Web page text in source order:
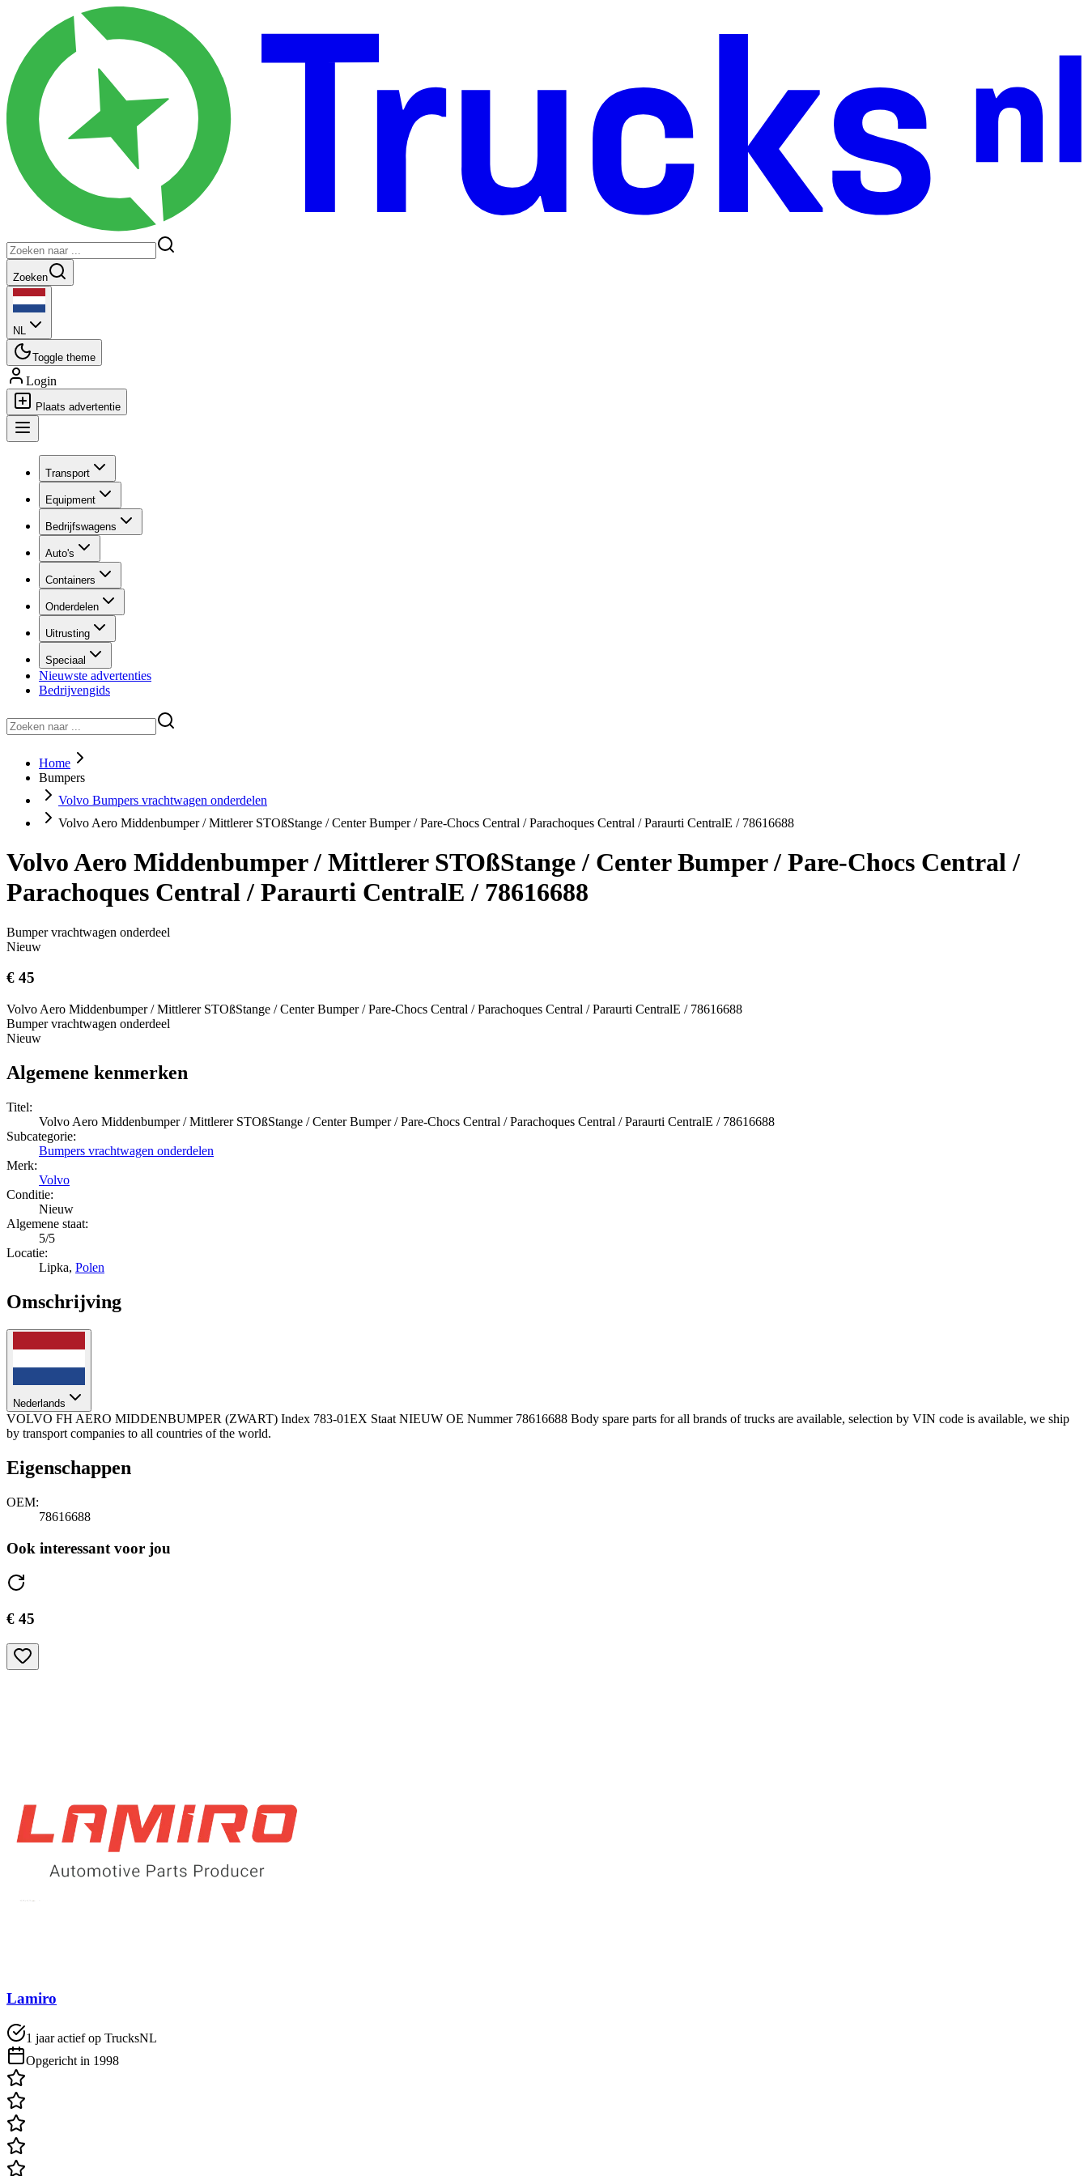
Zoeken
NL
Toggle theme
Login
Plaats advertentie
Transport
Equipment
Bedrijfswagens
Auto's
Containers
Onderdelen
Uitrusting
Speciaal
Nieuwste advertenties
Bedrijvengids
Home
Bumpers
Volvo Bumpers vrachtwagen onderdelen
Volvo Aero Middenbumper / Mittlerer STOßStange / Center Bumper / Pare-Chocs Central / Parachoques Central / Paraurti CentralE / 78616688
Volvo Aero Middenbumper / Mittlerer STOßStange / Center Bumper / Pare-Chocs Central /
Parachoques Central / Paraurti CentralE / 78616688
Bumper vrachtwagen onderdeel
Nieuw
€ 45
Volvo Aero Middenbumper / Mittlerer STOßStange / Center Bumper / Pare-Chocs Central / Parachoques Central / Paraurti CentralE / 78616688
Bumper vrachtwagen onderdeel
Nieuw
Algemene kenmerken
Titel:
Volvo Aero Middenbumper / Mittlerer STOßStange / Center Bumper / Pare-Chocs Central / Parachoques Central / Paraurti CentralE / 78616688
Subcategorie:
Bumpers vrachtwagen onderdelen
Merk:
Volvo
Conditie:
Nieuw
Algemene staat:
5/5
Locatie:
Lipka, Polen
Omschrijving
Nederlands
VOLVO FH AERO MIDDENBUMPER (ZWART) Index 783-01EX Staat NIEUW OE Nummer 78616688 Body spare parts for all brands of trucks are available, selection by VIN code is available, we ship
by transport companies to all countries of the world.
Eigenschappen
OEM:
78616688
Ook interessant voor jou
€ 45
Lamiro
1 jaar actief op TrucksNL
Opgericht in 1998